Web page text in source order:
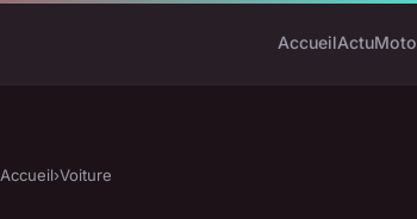
AccueilActuMoto
Accueil›Voiture